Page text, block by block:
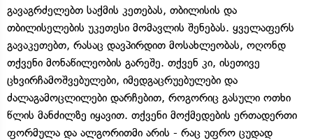
გავაგრძელებთ საქმის კეთებას, თბილისის და
თბილისელების უკეთესი მომავლის შენებას. ყველაფერს
გავაკეთებთ, რასაც დავპირდით მოსახლეობას, ოღონდ
თქვენი მონაწილეობის გარეშე. თქვენ კი, ისეთივე
ცხვირჩამოშვებულები, იმედგაცრუებულები და
ძალაგამოცლილები დარჩებით, როგორიც გასული ოთხი
წლის მანძილზე იყავით. თქვენი მოქმედების ერთადერთი
ფორმულა და ალგორითმი არის - რაც უფრო ცუდად